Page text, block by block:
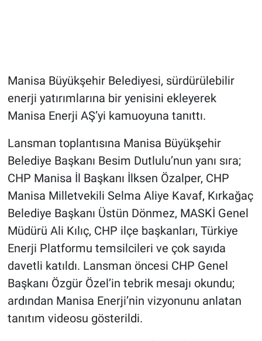
Manisa Büyükşehir Belediyesi, sürdürülebilir
enerji yatırımlarına bir yenisini ekleyerek
Manisa Enerji AŞ’yi kamuoyuna tanıttı.
Lansman toplantısına Manisa Büyükşehir
Belediye Başkanı Besim Dutlulu’nun yanı sıra;
CHP Manisa İl Başkanı İlksen Özalper, CHP
Manisa Milletvekili Selma Aliye Kavaf, Kırkağaç
Belediye Başkanı Üstün Dönmez, MASKİ Genel
Müdürü Ali Kılıç, CHP ilçe başkanları, Türkiye
Enerji Platformu temsilcileri ve çok sayıda
davetli katıldı. Lansman öncesi CHP Genel
Başkanı Özgür Özel’in tebrik mesajı okundu;
ardından Manisa Enerji’nin vizyonunu anlatan
tanıtım videosu gösterildi.